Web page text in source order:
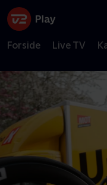
Forside Live TV